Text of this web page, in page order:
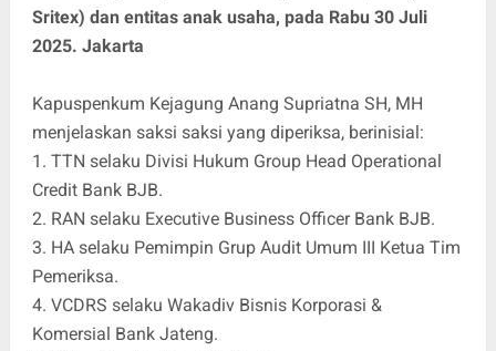
Sritex) dan entitas anak usaha, pada Rabu 30 Juli
2025. Jakarta
Kapuspenkum Kejagung Anang Supriatna SH, MH
menjelaskan saksi saksi yang diperiksa, berinisial:
1. TTN selaku Divisi Hukum Group Head Operational
Credit Bank BJB.
2. RAN selaku Executive Business Officer Bank BJB.
3. HA selaku Pemimpin Grup Audit Umum III Ketua Tim
Pemeriksa.
4. VCDRS selaku Wakadiv Bisnis Korporasi &
Komersial Bank Jateng.